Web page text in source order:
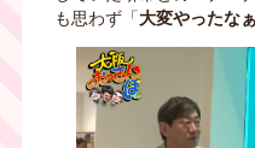
も思わず「大変やったなぁ